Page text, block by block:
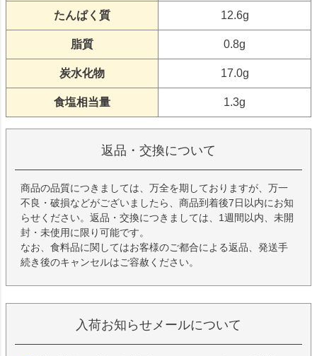
たんぱく質 12.6g
脂質 0.8g
炭水化物 17.0g
食塩相当量 1.3g
返品・交換について
商品の品質につきましては、万全を期しておりますが、万一
不良・破損などがございましたら、商品到着後7日以内にお知
らせください。返品・交換につきましては、1週間以内、未開
封・未使用に限り可能です。
なお、食料品に関してはお客様のご都合による返品、発送手
続き後のキャンセルはご容赦ください。
入荷お知らせメールについて